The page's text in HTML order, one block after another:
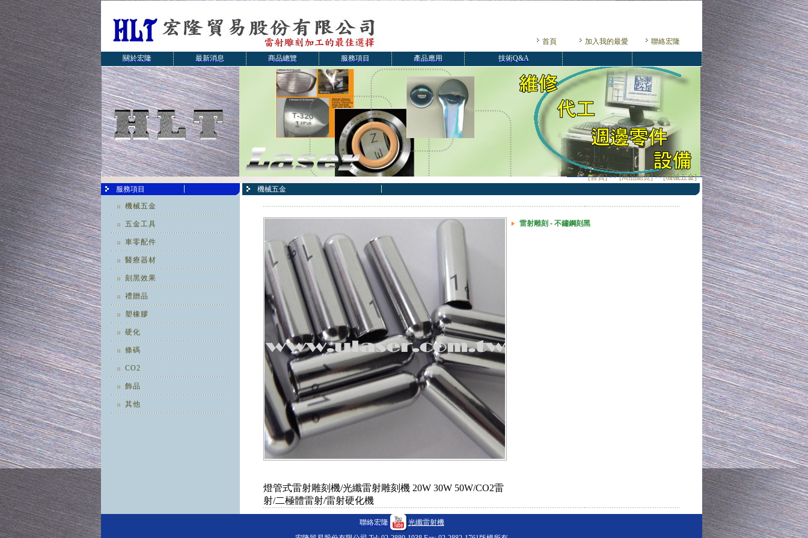
首頁 加入我的最愛
聯絡宏隆
關於宏隆
最新消息 商品總覽 服務項目 產品應用 技術Q&A
[首頁] >> [商品總覽] >>[機械五金]
服務項目
機械五金
五金工具
車零配件
醫療器材
刻黑效果
禮贈品
塑橡膠
硬化
條碼
CO2
飾品
其他
機械五金
燈管式雷射雕刻機/光纖雷射雕刻機 20W 30W 50W/CO2雷
射/二極體雷射/雷射硬化機
雷射雕刻 - 不鏽鋼刻黑
聯絡宏隆
光纖雷射機